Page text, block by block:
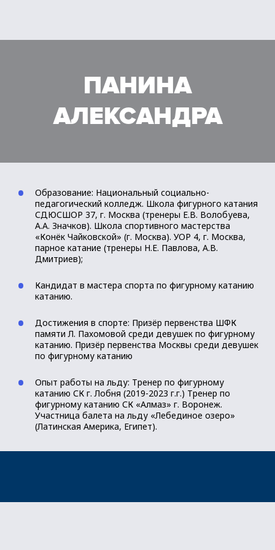
ПАНИНА
АЛЕКСАНДРА
Образование: Национальный социально-
педагогический колледж. Школа фигурного катания
СДЮСШОР 37, г. Москва (тренеры Е.В. Волобуева,
А.А. Значков). Школа спортивного мастерства
«Конёк Чайковской» (г. Москва). УОР 4, г. Москва,
парное катание (тренеры Н.Е. Павлова, А.В.
Дмитриев);
Кандидат в мастера спорта по фигурному катанию
катанию.
Достижения в спорте: Призёр первенства ШФК
памяти Л. Пахомовой среди девушек по фигурному
катанию. Призёр первенства Москвы среди девушек
по фигурному катанию
Опыт работы на льду: Тренер по фигурному
катанию СК г. Лобня (2019-2023 г.г.) Тренер по
фигурному катанию СК «Алмаз» г. Воронеж.
Участница балета на льду «Лебединое озеро»
(Латинская Америка, Египет).